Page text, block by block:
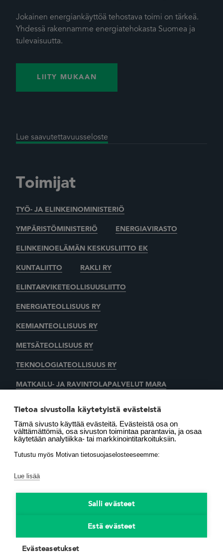
Jokainen energiankäyttöä tehostava toimi on tärkeä.
Yhdessä rakennamme energiatehokasta Suomea ja
tulevaisuutta.
LIITY MUKAAN
Lue saavutettavuusseloste
Toimijat
TYÖ- JA ELINKEINOMINISTERIÖ
YMPÄRISTÖMINISTERIÖ ENERGIAVIRASTO
ELINKEINOELÄMÄN KESKUSLIITTO EK
KUNTALIITTO RAKLI RY
ELINTARVIKETEOLLISUUSLIITTO
ENERGIATEOLLISUUS RY
KEMIANTEOLLISUUS RY
METSÄTEOLLISUUS RY
TEKNOLOGIATEOLLISUUS RY
MATKAILU- JA RAVINTOLAPALVELUT MARA
SUOMEN LÄMMITYSTIETO OY
LÄMMITYSENERGIA YHDISTYS RY MOTIVA OY
Käytämme evästeitä,
Tietoa sivustolla käytetyistä evästeistä
Tämä sivusto käyttää evästeitä. Evästeistä osa on
välttämättömiä, osa sivuston toimintaa parantavia, ja osaa
käytetään analytiikka- tai markkinointitarkoituksiin.
Tutustu myös Motivan tietosuojaselosteeseemme:
Lue lisää
Salli evästeet
Estä evästeet
Evästeasetukset